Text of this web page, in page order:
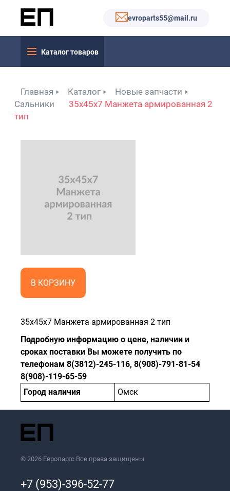
evroparts55@mail.ru
Каталог товаров
Главная Каталог
Новые запчасти
Сальники
35x45x7 Манжета армированная 2
тип
В КОРЗИНУ
35x45x7 Манжета армированная 2 тип
Подробную информацию о цене, наличии и
сроках поставки Вы можете получить по
телефонам 8(3812)-245-116, 8(908)-791-81-54
8(908)-119-65-59
Город наличия
Омск
© 2026 Европартс Все права защищены
+7 (953)-396-52-77